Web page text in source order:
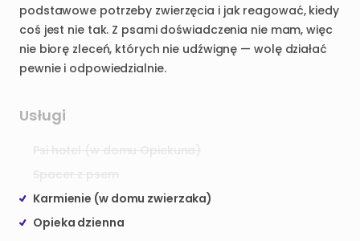
podstawowe potrzeby zwierzęcia i jak reagować​,​ kiedy
coś jest nie tak. Z psami doświadczenia nie mam​,​ więc
nie biorę zleceń​,​ których nie udźwignę — wolę działać
pewnie i odpowiedzialnie.
Usługi
Karmienie (w domu zwierzaka)
Opieka dzienna